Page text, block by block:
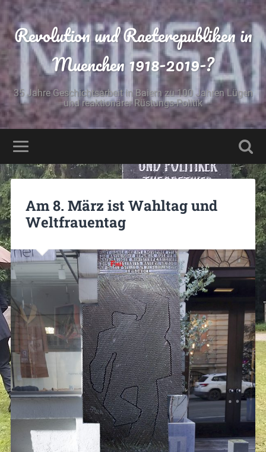
Revolution und Raeterepubliken in
Muenchen 1918-2019-?
35 Jahre Geschichtsarbeit in Baiern zu 100 Jahren Lügen
und reaktionärer Rüstungs-Politik
Am 8. März ist Wahltag und
Weltfrauentag